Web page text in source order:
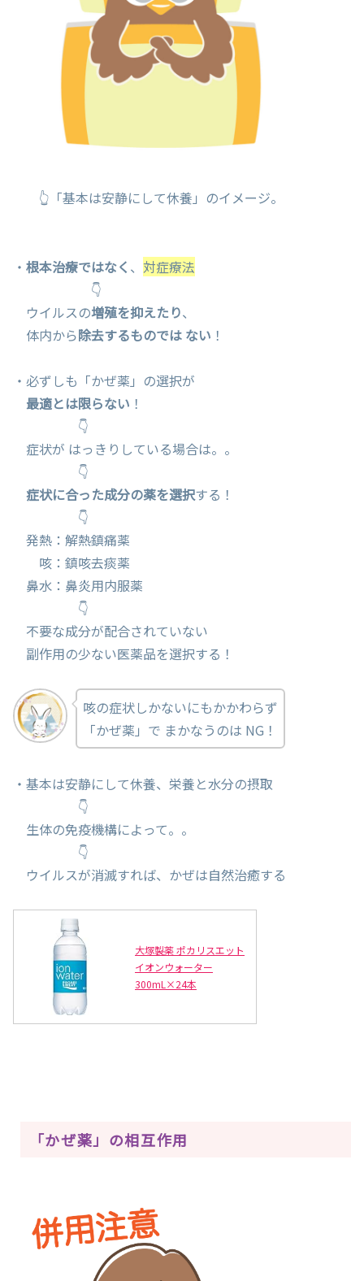
👆「基本は安静にして休養」のイメージ。
・ 根本治療ではなく 、 対症療法
👇
ウイルスの増殖を抑えたり、
体内から除去するものでは ない ！
・必ずしも「かぜ薬」の選択が
最適とは限らない ！
👇
症状が はっきりしている場合は。。
👇
症状に合った成分の薬を選択する！
👇
発熱：解熱鎮痛薬
咳：鎮咳去痰薬
鼻水：鼻炎用内服薬
👇
不要な成分が配合されていない
副作用の少ない医薬品を選択する！
咳の症状しかないにもかかわらず
「かぜ薬」で まかなうのは NG！
・基本は安静にして休養、栄養と水分の摂取
👇
生体の免疫機構によって。。
👇
ウイルスが消滅すれば、かぜは自然治癒する
大塚製薬 ポカリスエット
イオンウォーター
300mL×24本
「かぜ薬」の相互作用